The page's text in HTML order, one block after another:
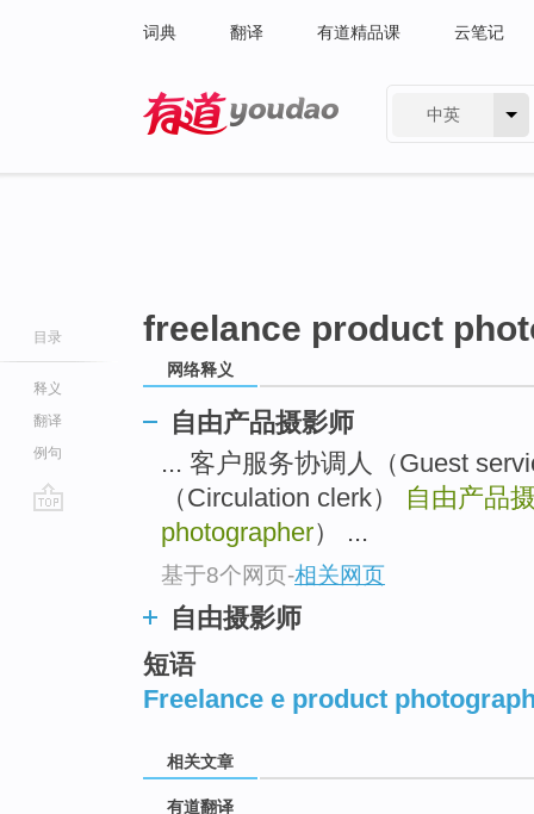
词典 翻译 有道精品课 云笔记
中英
目录
释义
翻译
例句
freelance product
网络释义
自由产品摄影师
... 客户服务协调人（Guest
（Circulation clerk）
自由产品
photographer） ...
基于8个网页-相关网页
自由摄影师
短语
Freelance e product
相关文章
有道翻译